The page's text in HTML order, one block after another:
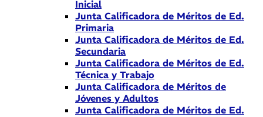
Inicial
Junta Calificadora de Méritos de Ed.
Primaria
Junta Calificadora de Méritos de Ed.
Secundaria
Junta Calificadora de Méritos de Ed.
Técnica y Trabajo
Junta Calificadora de Méritos de
Jóvenes y Adultos
Junta Calificadora de Méritos de Ed.